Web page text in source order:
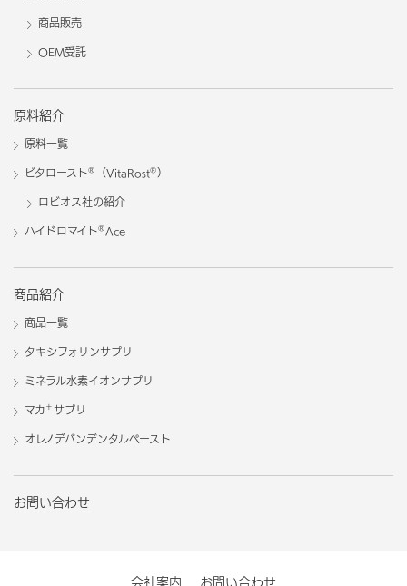
商品販売
OEM受託
原料紹介
原料一覧
ビタロースト® （VitaRost® ）
ロビオス社の紹介
ハイドロマイト® Ace
商品紹介
商品一覧
タキシフォリンサプリ
ミネラル水素イオンサプリ
マカ ＋ サプリ
オレノデバンデンタルペースト
お問い合わせ
会社案内 お問い合わせ